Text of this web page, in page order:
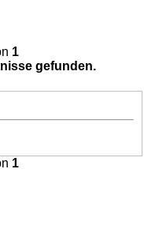
1
gefunden.
1